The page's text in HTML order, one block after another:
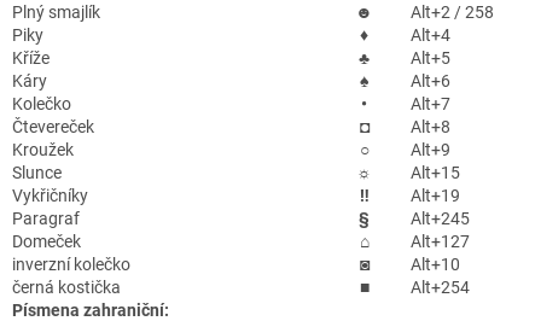
Plný smajlík
☻
Alt+2 / 258
Piky
♦
Alt+4
Kříže
♣
Alt+5
Káry
♠
Alt+6
Kolečko
•
Alt+7
Čtevereček
◘
Alt+8
Kroužek
○
Alt+9
Slunce
☼
Alt+15
Vykřičníky
‼
Alt+19
Paragraf
§
Alt+245
Domeček
⌂
Alt+127
inverzní kolečko
◙
Alt+10
černá kostička
■
Alt+254
Písmena zahraniční: